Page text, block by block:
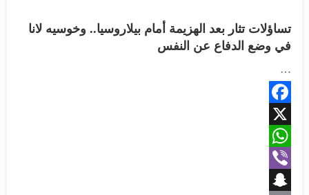
تساؤلات تثار بعد الهزيمة أمام بيلاروسيا.. وخوسيه لانا
في وضع الدفاع عن النفس
…
Facebook
X
WhatsApp
Viber